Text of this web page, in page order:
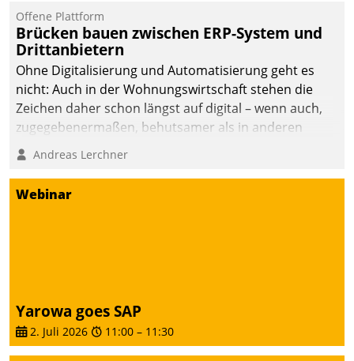
Die monatlichen
Mitteilungen zum
Heizungs- und
Wasserverbrauch gehen
automatisiert, vollständig
und auf Wunsch über
mehrere zuvor
Kommunikationswege bei
den Empfängern ein.
Offene Plattform
Brücken bauen zwischen ERP-System und
Drittanbietern
Ohne Digitalisierung und Automatisierung geht es
nicht: Auch in der Wohnungswirtschaft stehen die
Zeichen daher schon längst auf digital – wenn auch,
zugegebenermaßen, behutsamer als in anderen
Branchen.
Andreas Lerchner
Webinar
Yarowa goes SAP
2. Juli 2026 11:00 – 11:30